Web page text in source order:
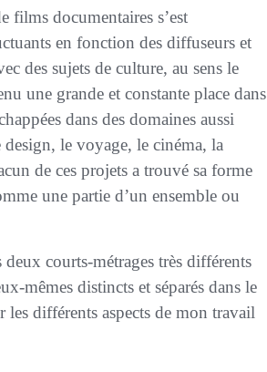
films documentaires s’est
en fonction des diffuseurs et
des sujets de culture, au sens le
une grande et constante place dans
dans des domaines aussi
le voyage, le cinéma, la
de ces projets a trouvé sa forme
une partie d’un ensemble ou
mêmes distincts et séparés dans le
différents aspects de mon travail